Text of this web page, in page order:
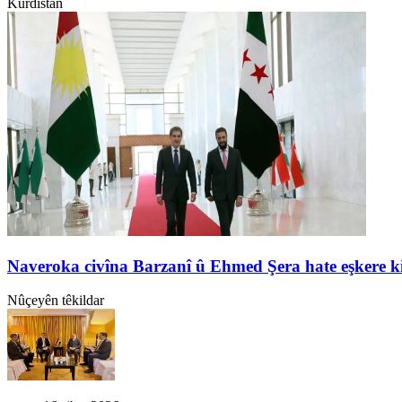
Kurdistan
Naveroka civîna Barzanî û Ehmed Şera hate eşkere
Nûçeyên têkildar